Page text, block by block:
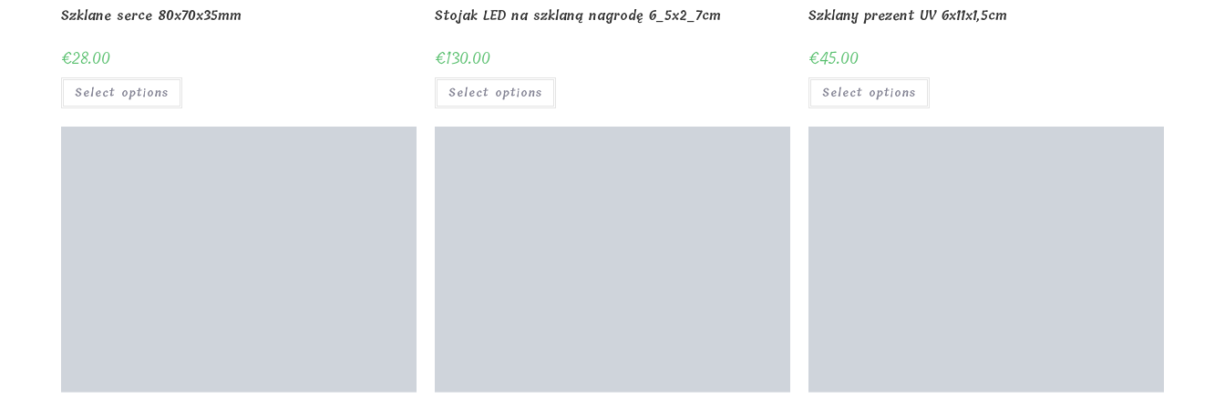
Szklane serce 80x70x35mm
€28.00
Select options
Stojak LED na szklaną nagrodę 6_5x2_7cm
€130.00
Select options
Szklany prezent UV 6x11x1,5cm
€45.00
Select options